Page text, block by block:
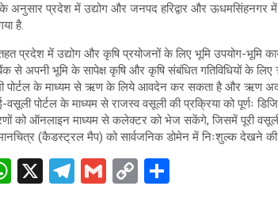
अनुसार प्रदेश में उद्योग और जनपद हरिद्वार और ऊधमसिंहनगर में
है.
प्रदेश में उद्योग और कृषि प्रयोजनों के लिए भूमि उपयोग-भूमि
से अपनी भूमि के सापेक्ष कृषि और कृषि संबंधित गतिविधियों के
पोर्टल के माध्यम से ऋण के लिये आवदेन कर सकता है और ऋण
ई-वसूली पोर्टल के माध्यम से राजस्व वसूली की प्रक्रिया को पूर्णः
को ऑनलाइन माध्यम से कलेक्टर को भेज सकेंगे, जिसमें पूरी
(कैडस्ट्रल मैप) को सार्वजनिक डोमेन में निःशुल्क देखने की
W X
T
G
C